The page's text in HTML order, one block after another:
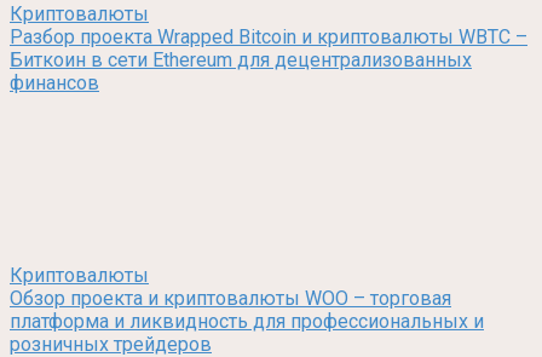
Криптовалюты
Разбор проекта Wrapped Bitcoin и криптовалюты WBTC –
Биткоин в сети Ethereum для децентрализованных
финансов
Криптовалюты
Обзор проекта и криптовалюты WOO – торговая
платформа и ликвидность для профессиональных и
розничных трейдеров